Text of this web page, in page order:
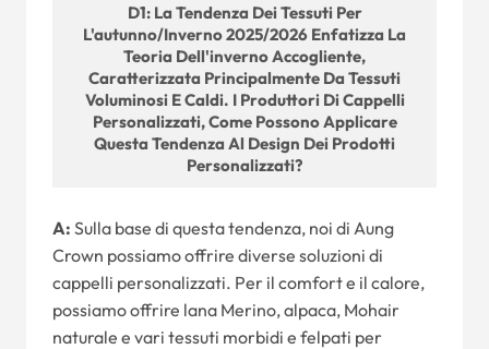
D1: La Tendenza Dei Tessuti Per
L'autunno/inverno 2025/2026 Enfatizza La
Teoria Dell'inverno Accogliente,
Caratterizzata Principalmente Da Tessuti
Voluminosi E Caldi. I Produttori Di Cappelli
Personalizzati, Come Possono Applicare
Questa Tendenza Al Design Dei Prodotti
Personalizzati?
A: Sulla base di questa tendenza, noi di Aung
Crown possiamo offrire diverse soluzioni di
cappelli personalizzati. Per il comfort e il calore,
possiamo offrire lana Merino, alpaca, Mohair
naturale e vari tessuti morbidi e felpati per